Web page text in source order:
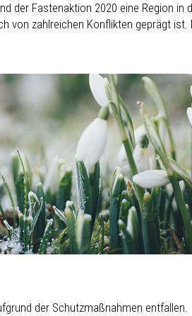
der Fastenaktion 2020 eine Region in
von zahlreichen Konflikten geprägt ist.
der Schutzmaßnahmen entfallen.